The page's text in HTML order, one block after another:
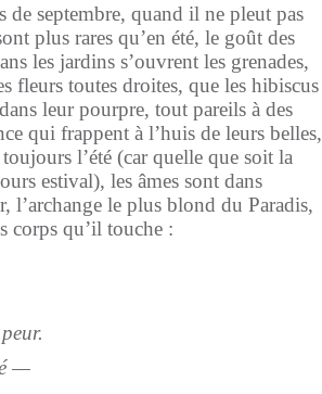
de septembre, quand il ne pleut pas
plus rares qu’en été, le goût des
les jardins s’ouvrent les grenades,
fleurs toutes droites, que les hibiscus
leur pourpre, tout pareils à des
qui frappent à l’huis de leurs belles,
l’été (car quelle que soit la
estival), les âmes sont dans
l’archange le plus blond du Paradis,
corps qu’il touche :
—